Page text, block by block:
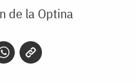
de la Optina